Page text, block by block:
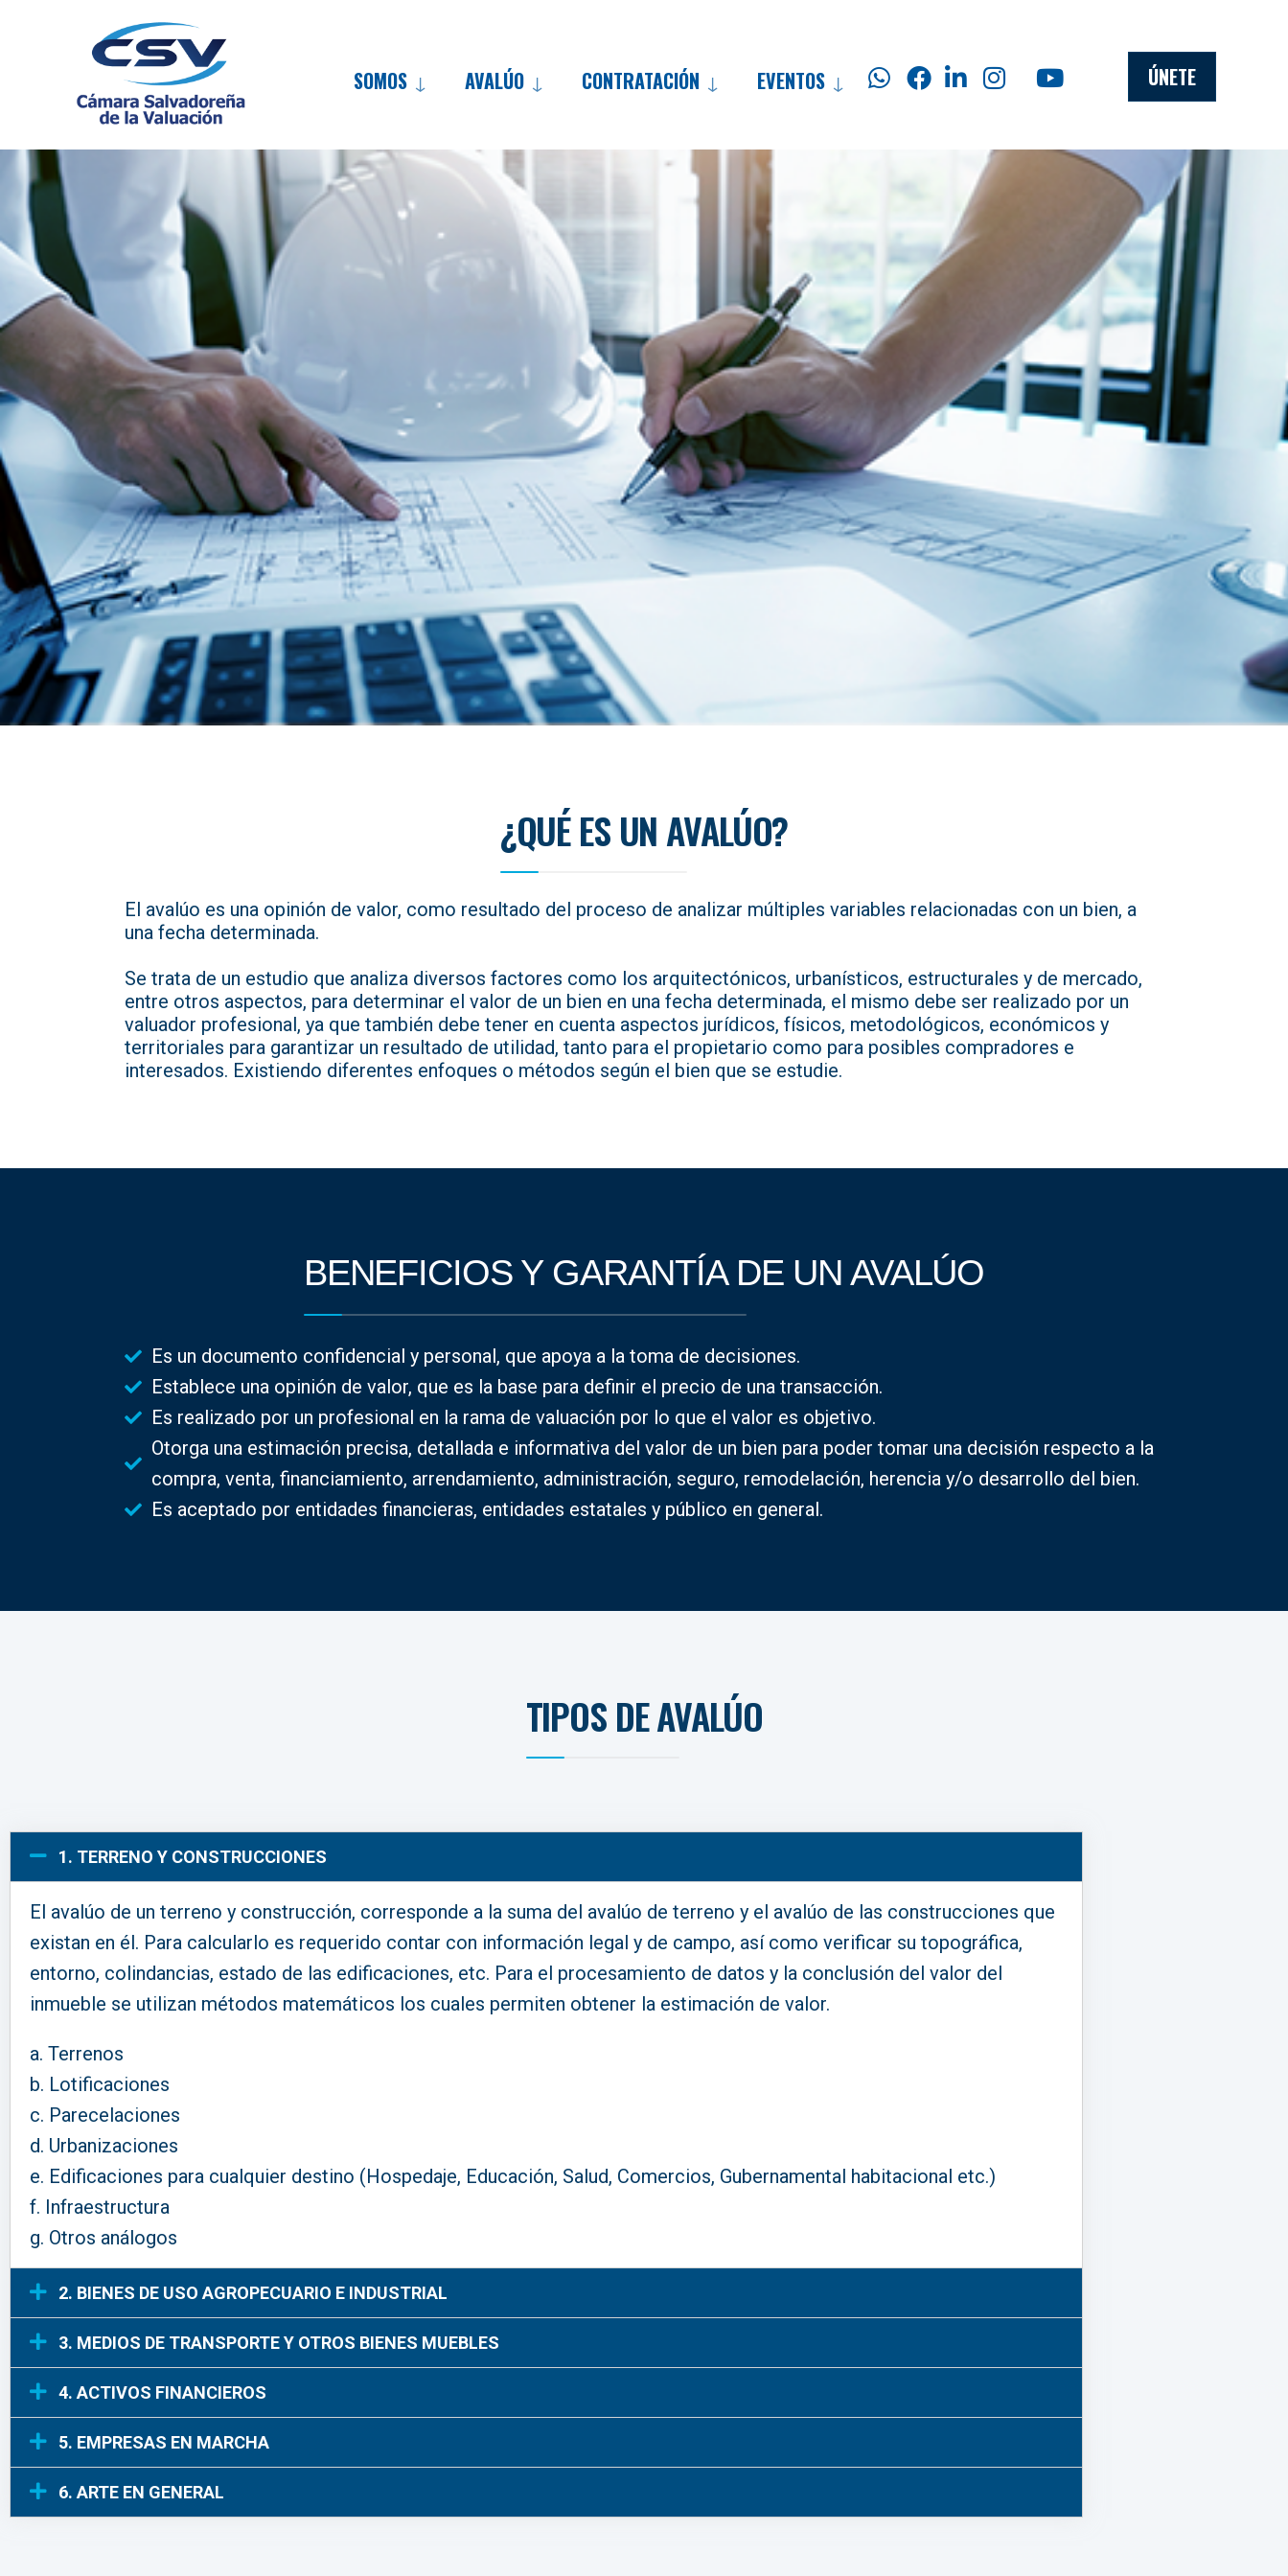
SOMOS AVALÚO CONTRATACIÓN EVENTOS ÚNETE
¿QUÉ ES UN AVALÚO?
El avalúo es una opinión de valor, como resultado del proceso de analizar múltiples variables relacionadas con un bien, a
una fecha determinada.
Se trata de un estudio que analiza diversos factores como los arquitectónicos, urbanísticos, estructurales y de mercado,
entre otros aspectos, para determinar el valor de un bien en una fecha determinada, el mismo debe ser realizado por un
valuador profesional, ya que también debe tener en cuenta aspectos jurídicos, físicos, metodológicos, económicos y
territoriales para garantizar un resultado de utilidad, tanto para el propietario como para posibles compradores e
interesados. Existiendo diferentes enfoques o métodos según el bien que se estudie.
BENEFICIOS Y GARANTÍA DE UN AVALÚO
Es un documento confidencial y personal, que apoya a la toma de decisiones.
Establece una opinión de valor, que es la base para definir el precio de una transacción.
Es realizado por un profesional en la rama de valuación por lo que el valor es objetivo.
Otorga una estimación precisa, detallada e informativa del valor de un bien para poder tomar una decisión respecto a la
compra, venta, financiamiento, arrendamiento, administración, seguro, remodelación, herencia y/o desarrollo del bien.
Es aceptado por entidades financieras, entidades estatales y público en general.
TIPOS DE AVALÚO
1. TERRENO Y CONSTRUCCIONES
El avalúo de un terreno y construcción, corresponde a la suma del avalúo de terreno y el avalúo de las construcciones que
existan en él. Para calcularlo es requerido contar con información legal y de campo, así como verificar su topográfica,
entorno, colindancias, estado de las edificaciones, etc. Para el procesamiento de datos y la conclusión del valor del
inmueble se utilizan métodos matemáticos los cuales permiten obtener la estimación de valor.
Terrenos
Lotificaciones
Parecelaciones
Urbanizaciones
Edificaciones para cualquier destino (Hospedaje, Educación, Salud, Comercios, Gubernamental habitacional etc.)
Infraestructura
Otros análogos
2. BIENES DE USO AGROPECUARIO E INDUSTRIAL
3. MEDIOS DE TRANSPORTE Y OTROS BIENES MUEBLES
4. ACTIVOS FINANCIEROS
5. EMPRESAS EN MARCHA
6. ARTE EN GENERAL